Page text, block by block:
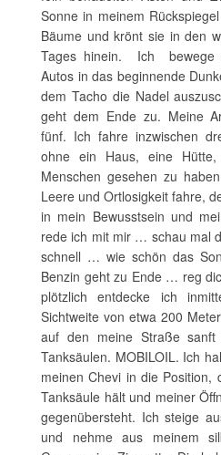
Sonne in meinem
Bäume und krönt sie in den
Tages hinein. Ich bewege
Autos in das beginnende
dem Tacho die Nadel
geht dem Ende zu. Meine
fünf. Ich fahre inzwischen
ohne ein Haus, eine
Menschen gesehen zu
Leere und Ortlosigkeit fahre,
in mein Bewusstsein und
rede ich mit mir … schau mal
schnell … wie schön das
Benzin geht zu Ende … reg
plötzlich entdecke ich
Sichtweite von etwa 200
auf den meine Straße
Tanksäulen. MOBILOIL. Ich
meinen Chevi in die
Tanksäule hält und meiner
gegenübersteht. Ich steige
und nehme aus meinem